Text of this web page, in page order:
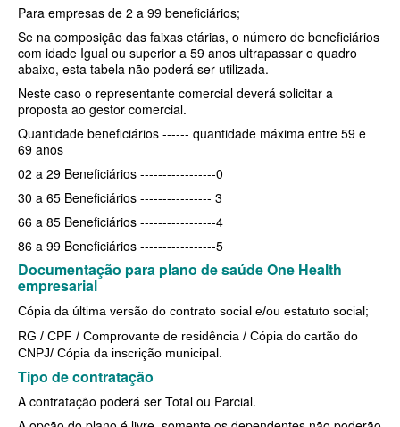
NEXT SEISA PLANO DE SAÚDE EMPRESARIAL
NOTREDAME PLANO DE SAÚDE EMPRESARIAL
ONE HEALTH PLANO DE SAÚDE EMPRESARIAL
PLENA PLANO DE SAÚDE EMPRESARIAL
PORTO SEGURO PLANO DE SAÚDE EMPRESARIAL
SANTA CASA DE MAUÁ PLANO DE SAÚDE EMPRESARIAL
SANTARIS PLANO DE SAÚDE EMPRESARIAL
SANTA HELENA PLANO DE SAÚDE EMPRESARIAL
SÃO CRISTOVÃO PLANO DE SAÚDE EMPRESARIAL
SÃO MIGUEL PLANO DE SAÚDE EMPRESARIAL
SISTEMAS PLANO DE SAÚDE EMPRESARIAL
PLANO DE SAÚDE INDIVIDUAL
BIO SAÚDE PLANO DE SAÚDE INDIVIDUAL
BIOVIDA PLANO DE SAÚDE INDIVIDUAL
BLUE MED PLANO DE SAÚDE INDIVIDUAL
CLASSES PLANO DE SAÚDE INDIVIDUAL
Para empresas de 2 a 99 beneficiários;
Se na composição das faixas etárias, o número de beneficiários
com idade Igual ou superior a 59 anos ultrapassar o quadro
abaixo, esta tabela não poderá ser utilizada.
Neste caso o representante comercial deverá solicitar a
proposta ao gestor comercial.
Quantidade beneficiários ------ quantidade máxima entre 59 e
69 anos
02 a 29 Beneficiários -----------------0
30 a 65 Beneficiários ---------------- 3
66 a 85 Beneficiários -----------------4
86 a 99 Beneficiários -----------------5
Documentação para plano de saúde One Health
empresarial
Cópia da última versão do contrato social e/ou estatuto social;
RG / CPF / Comprovante de residência / Cópia do cartão do
CNPJ/ Cópia da inscrição municipal.
Tipo de contratação
A contratação poderá ser Total ou Parcial.